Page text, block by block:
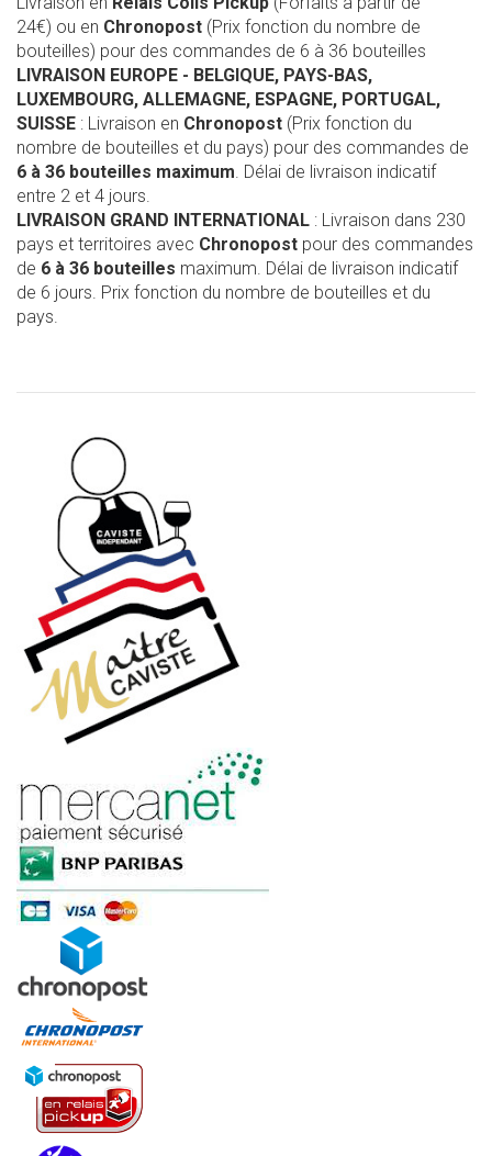
24€) ou en Chronopost (Prix fonction du nombre de
bouteilles) pour des commandes de 6 à 36 bouteilles
LIVRAISON EUROPE - BELGIQUE, PAYS-BAS,
LUXEMBOURG, ALLEMAGNE, ESPAGNE, PORTUGAL,
SUISSE : Livraison en Chronopost (Prix fonction du
nombre de bouteilles et du pays) pour des commandes de
6 à 36 bouteilles maximum. Délai de livraison indicatif
entre 2 et 4 jours.
LIVRAISON GRAND INTERNATIONAL : Livraison dans 230
pays et territoires avec Chronopost pour des commandes
de 6 à 36 bouteilles maximum. Délai de livraison indicatif
de 6 jours. Prix fonction du nombre de bouteilles et du
pays.